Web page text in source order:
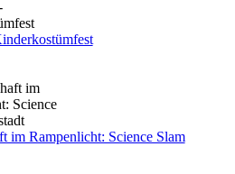
im Rampenlicht: Science Slam